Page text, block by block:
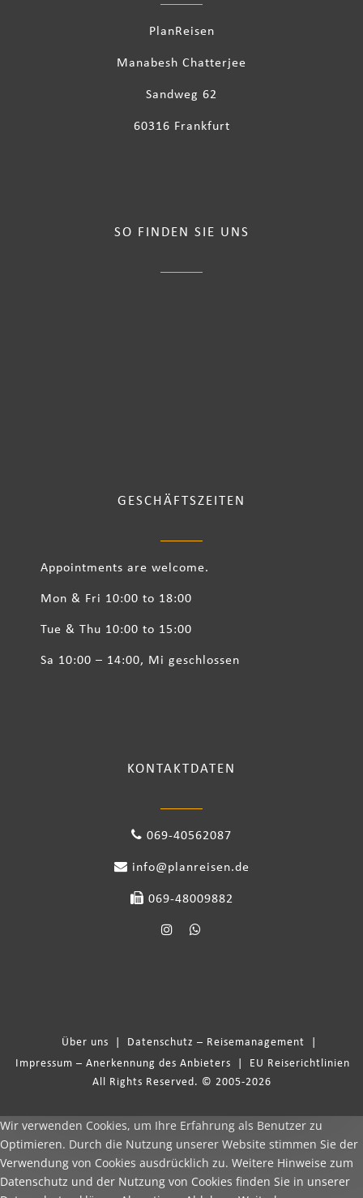
PlanReisen
Manabesh Chatterjee
Sandweg 62
60316 Frankfurt
SO FINDEN SIE UNS
GESCHÄFTSZEITEN
Appointments are welcome.
Mon & Fri 10:00 to 18:00
Tue & Thu 10:00 to 15:00
Sa 10:00 – 14:00, Mi geschlossen
KONTAKTDATEN
069-40562087
info@planreisen.de
069-48009882
Über uns Datenschutz – Reisemanagement
Impressum – Anerkennung des Anbieters
EU Reiserichtlinien
All Rights Reserved. © 2005-2026
Wir verwenden Cookies, um Ihre Erfahrung als Benutzer zu
Optimieren. Durch die Nutzung unserer Website stimmen Sie der
Verwendung von Cookies ausdrücklich zu. Weitere Hinweise zum
Datenschutz und der Nutzung von Cookies finden Sie in unserer